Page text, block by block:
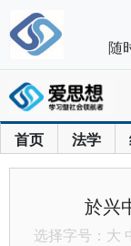
首页 法学
於兴
选择字号： 大
随